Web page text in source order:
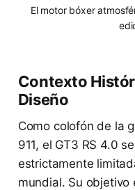
El motor bóxer
Contexto
Diseño
Como colofón de la
911, el GT3 RS 4.0
estrictamente
mundial. Su objetivo